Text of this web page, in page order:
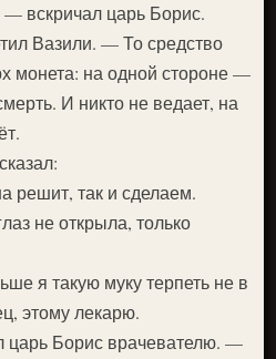
вскричал царь Борис.
Вазили. — То средство
монета: на одной стороне —
И никто не ведает, на
решит, так и сделаем.
не открыла, только
я такую муку терпеть не в
этому лекарю.
Борис врачевателю. —